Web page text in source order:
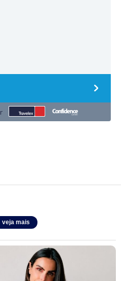
veja mais